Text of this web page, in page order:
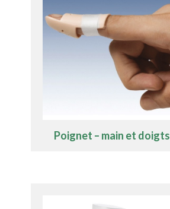
Poignet – main et doigts